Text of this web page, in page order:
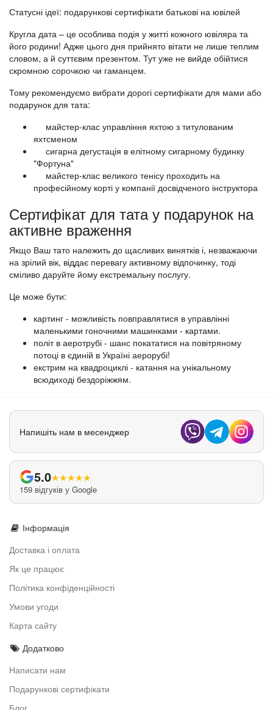
Статусні ідеї: подарункові сертифікати батькові на ювілей
Кругла дата – це особлива подія у житті кожного ювіляра та
його родини! Адже цього дня прийнято вітати не лише теплим
словом, а й суттєвим презентом. Тут уже не вийде обійтися
скромною сорочкою чи гаманцем.
Тому рекомендуємо вибрати дорогі сертифікати для мами або
подарунок для тата:
майстер-клас управління яхтою з титулованим
яхтсменом
сигарна дегустація в елітному сигарному будинку
"Фортуна"
майстер-клас великого тенісу проходить на
професійному корті у компанії досвідченого інструктора
Сертифікат для тата у подарунок на
активне враження
Якщо Ваш тато належить до щасливих винятків і, незважаючи
на зрілий вік, віддає перевагу активному відпочинку, тоді
сміливо даруйте йому екстремальну послугу.
Це може бути:
картинг - можливість повправлятися в управлінні
маленькими гоночними машинками - картами.
політ в аеротрубі - шанс покататися на повітряному
потоці в єдиній в Україні аерорубі!
екстрим на квадроциклі - катання на унікальному
всюдиході бездоріжжям.
Напишіть нам в месенджер
5.0★★★★★
159 відгуків у Google
Інформація
Доставка і оплата
Як це працює
Політика конфіденційності
Умови угоди
Карта сайту
Додатково
Написати нам
Подарункові сертифікати
Блог